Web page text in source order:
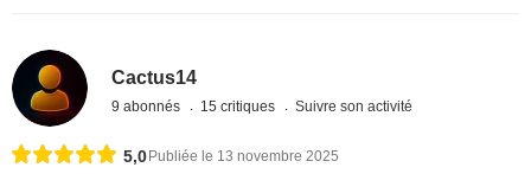
Cactus14
9 abonnés 15 critiques Suivre son activité
5,0Publiée le 13 novembre 2025